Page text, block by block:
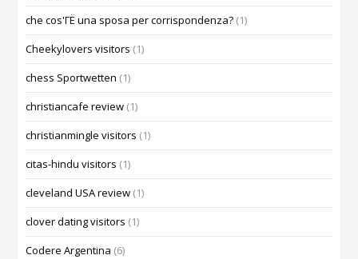
che cos'ГЁ una sposa per corrispondenza? (1)
Cheekylovers visitors (1)
chess Sportwetten (1)
christiancafe review (1)
christianmingle visitors (1)
citas-hindu visitors (1)
cleveland USA review (1)
clover dating visitors (1)
Codere Argentina (6)